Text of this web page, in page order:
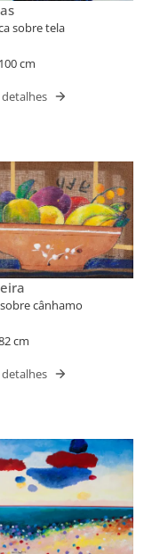
sobre tela
cm
cânhamo
cm